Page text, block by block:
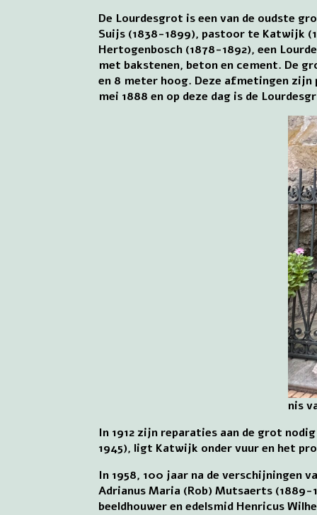
De Lourdesgrot is een van de oudste
Suijs (1838-1899), pastoor te Katwijk
Hertogenbosch (1878-1892), een
met bakstenen, beton en cement. De
en 8 meter hoog. Deze afmetingen zijn
mei 1888 en op deze dag is de
nis
In 1912 zijn reparaties aan de grot
1945), ligt Katwijk onder vuur en het
In 1958, 100 jaar na de verschijningen
Adrianus Maria (Rob) Mutsaerts
beeldhouwer en edelsmid Henricus